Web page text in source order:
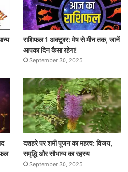
राशिफल 1 अक्टूबर: मेष से मीन तक, जानें
आपका दिन कैसा रहेगा!
September 30, 2025
फल
दशहरे पर शमी पूजन का महत्व: विजय,
समृद्धि और सौभाग्य का रहस्य
September 30, 2025